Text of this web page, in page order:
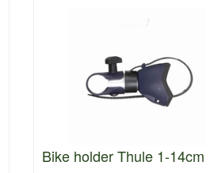
Bike holder Thule 1-14cm